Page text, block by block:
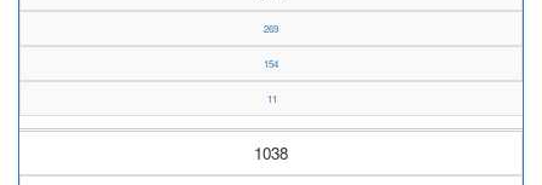
269
154
11
1038